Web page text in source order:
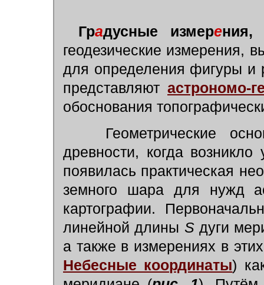
Градусные измерения,
геодезические измерения,
для определения фигуры и
представляют астрономо-
обоснования
Геометрические
древности, когда
появилась практическая
земного шара для нужд
картографии.
линейной длины Sдуги
а также в измерениях в
Небесные координаты)